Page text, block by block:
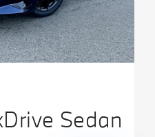
Sedan